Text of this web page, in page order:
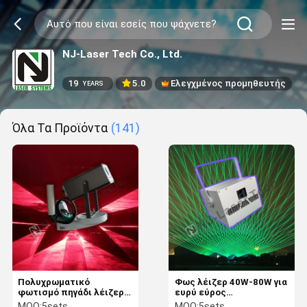
NJ-Laser Tech Co., Ltd.
19 YEARS 5.0 Ελεγχμένος προμηθευτής
Όλα Τα Προϊόντα (141)
Πολυχρωματικό
φωτισμό πηγάδι λέιζερ
ρυθμιζόμενη ροή νερού
Φως λέιζερ 40W-80W για
ευρύ εύρος
θερμοκρασιών -40-60°C